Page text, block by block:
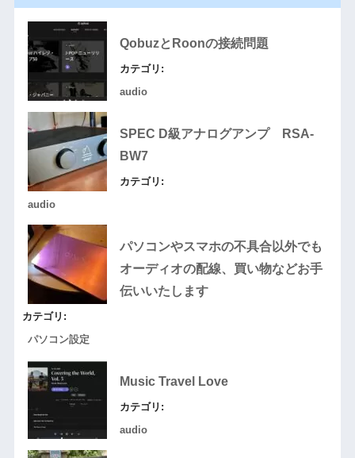
QobuzとRoonの接続問題
カテゴリ:
audio
SPEC D級アナログアンプ RSA-
BW7
カテゴリ:
audio
パソコンやスマホの不具合以外でも
オーディオの配線、買い物などお手
伝いいたします
カテゴリ:
パソコン設定
Music Travel Love
カテゴリ:
audio